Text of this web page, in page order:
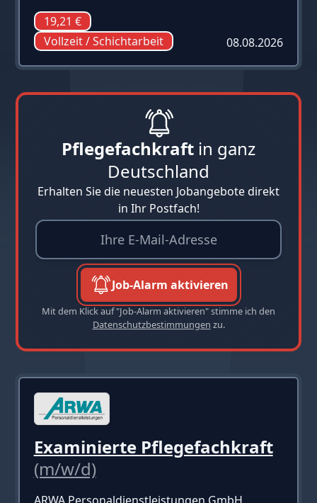
19,21 €
Vollzeit / Schichtarbeit
08.08.2026
Pflegefachkraft in ganz
Deutschland
Erhalten Sie die neuesten Jobangebote direkt
in Ihr Postfach!
Job-Alarm aktivieren
Mit dem Klick auf "Job-Alarm aktivieren" stimme ich den
Datenschutzbestimmungen zu.
Examinierte Pflegefachkraft
(m/w/d)